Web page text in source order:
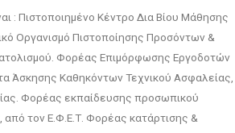
: Πιστοποιημένο Κέντρο Δια Βίου Μάθησης
Οργανισμό Πιστοποίησης Προσόντων &
Φορέας Επιμόρφωσης Εργοδοτών
Άσκησης Καθηκόντων Τεχνικού Ασφαλείας,
Φορέας εκπαίδευσης προσωπικού
από τον Ε.Φ.Ε.Τ. Φορέας κατάρτισης &